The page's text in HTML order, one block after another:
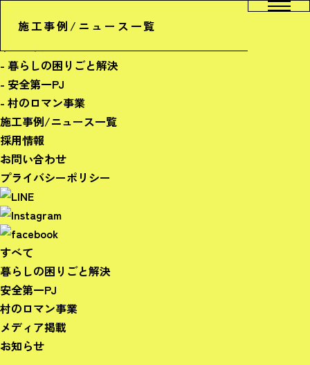
施工事例/ニュース一覧
会社概要
サービス
- 暮らしの困りごと解決
- 安全第一PJ
- 村のロマン事業
施工事例/ニュース一覧
採用情報
お問い合わせ
プライバシーポリシー
すべて
暮らしの困りごと解決
安全第一PJ
村のロマン事業
メディア掲載
お知らせ